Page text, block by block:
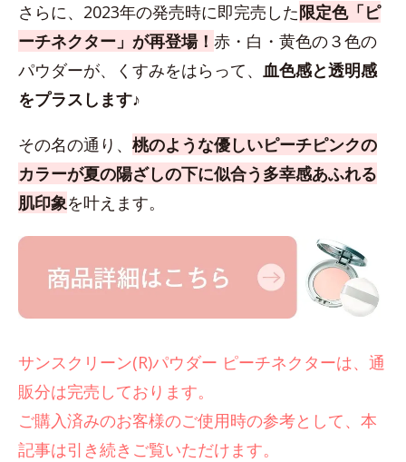
さらに、2023年の発売時に即完売した限定色「ピ
ーチネクター」が再登場！ 赤・白・黄色の３色の
パウダーが、くすみをはらって、 血色感と透明感
をプラスします♪
その名の通り、 桃のような優しいピーチピンクの
カラーが夏の陽ざしの下に似合う多幸感あふれる
肌印象を叶えます。
サンスクリーン(R)パウダー ピーチネクターは、通
販分は完売しております。
ご購入済みのお客様のご使用時の参考として、本
記事は引き続きご覧いただけます。